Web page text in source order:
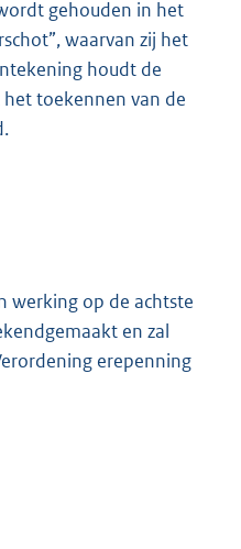
gehouden in het
waarvan zij het
houdt de
toekennen van de
werking op de achtste
en zal
erepenning